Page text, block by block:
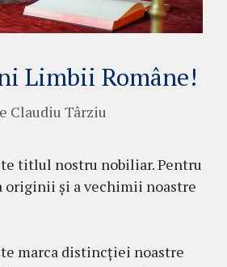
Limbii Române!
Claudiu Târziu
titlul nostru nobiliar. Pentru
originii și a vechimii noastre
marca distincției noastre